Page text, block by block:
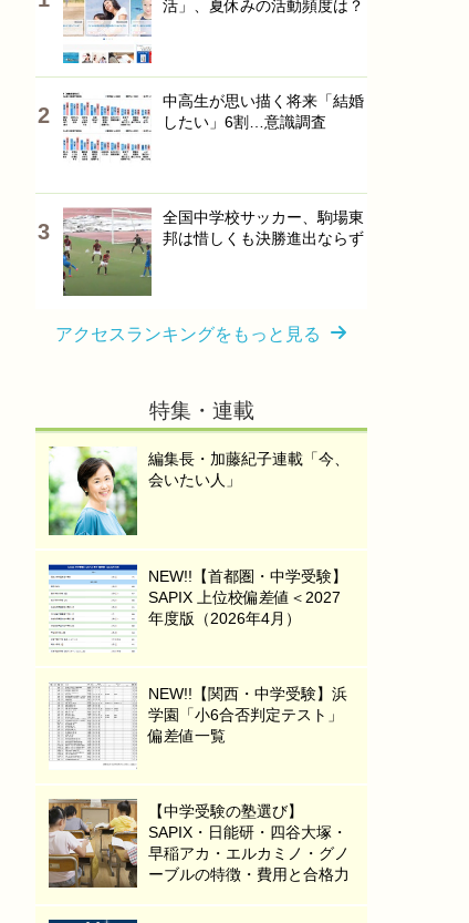
活」、夏休みの活動頻度は？
中高生が思い描く将来「結婚
したい」6割…意識調査
全国中学校サッカー、駒場東
邦は惜しくも決勝進出ならず
アクセスランキングをもっと見る
特集・連載
編集長・加藤紀子連載「今、
会いたい人」
NEW!!【首都圏・中学受験】
SAPIX 上位校偏差値＜2027
年度版（2026年4月）
NEW!!【関西・中学受験】浜
学園「小6合否判定テスト」
偏差値一覧
【中学受験の塾選び】
SAPIX・日能研・四谷大塚・
早稲アカ・エルカミノ・グノ
ーブルの特徴・費用と合格力